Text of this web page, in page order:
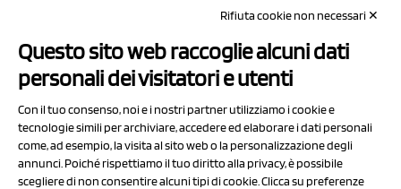
Capitale sociale Euro 50.000,00 i.v.
Contatti
Privacy Policy
Cookie Policy
Chi Siamo
Rifiuta cookie non necessari ✕
Questo sito web raccoglie alcuni dati
personali dei visitatori e utenti
Con il tuo consenso, noi e i nostri partner utilizziamo i cookie e
tecnologie simili per archiviare, accedere ed elaborare i dati personali
come, ad esempio, la visita al sito web o la personalizzazione degli
annunci. Poiché rispettiamo il tuo diritto alla privacy, è possibile
scegliere di non consentire alcuni tipi di cookie. Clicca su preferenze